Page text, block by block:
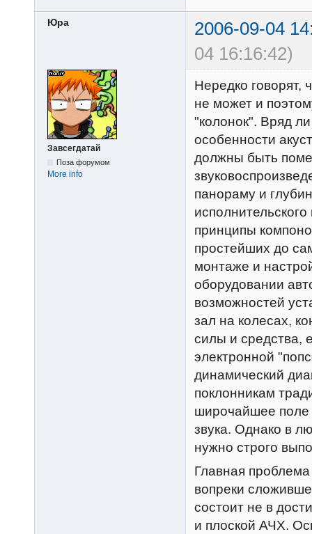
Юра
2006-09-04
04 16:16:42)
Завсегдатай
Поза форумом
More info
Нередко говорят,
не может и
"колонок". Вряд
особенности
должны быть
панораму и
принципы
простейших до
монтаже и
оборудовании
возможностей
зал на колесах,
силы и средства,
электронной
динамический
поклонникам
широчайшее поле
звука. Однако в
нужно строго
Главная
вопреки
состоит не в
и плоской АЧХ.